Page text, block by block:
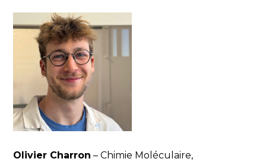
Olivier Charron – Chimie Moléculaire,